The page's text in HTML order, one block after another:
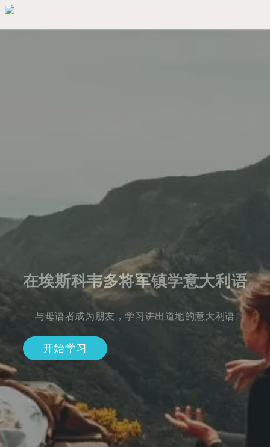
在埃斯科韦多将军镇学意大利语
与母语者成为朋友，学习讲出道地的意大利语
开始学习